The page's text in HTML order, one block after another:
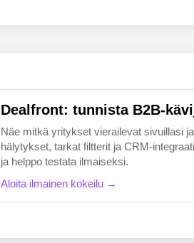
Dealfront: tunnista B2B-
Näe mitkä yritykset vierailevat sivuillasi
hälytykset, tarkat filtterit ja CRM-
ja helppo testata ilmaiseksi.
Aloita ilmainen kokeilu →